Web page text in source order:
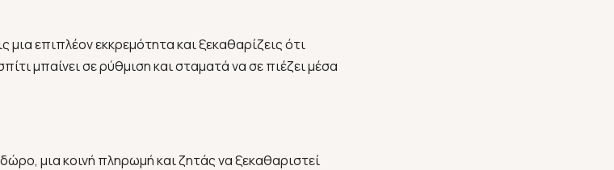
μια επιπλέον εκκρεμότητα και ξεκαθαρίζεις ότι
μπαίνει σε ρύθμιση και σταματά να σε πιέζει μέσα
μια κοινή πληρωμή και ζητάς να ξεκαθαριστεί